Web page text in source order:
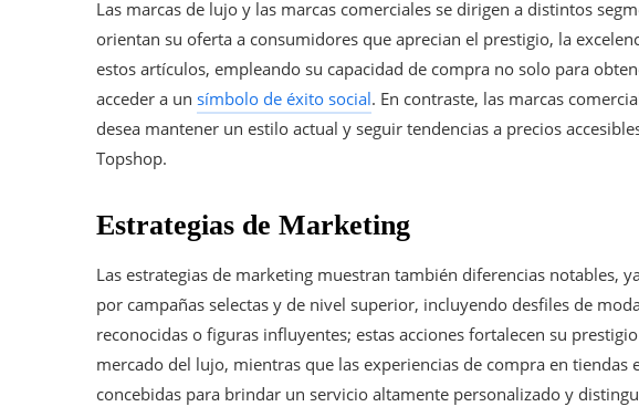
Las marcas de lujo y las marcas comerciales se dirigen a distintos
orientan su oferta a consumidores que aprecian el prestigio, la
estos artículos, empleando su capacidad de compra no solo para
acceder a un símbolo de éxito social. En contraste, las marcas
desea mantener un estilo actual y seguir tendencias a precios
Topshop.
Estrategias de Marketing
Las estrategias de marketing muestran también diferencias notables,
por campañas selectas y de nivel superior, incluyendo desfiles de
reconocidas o figuras influyentes; estas acciones fortalecen su
mercado del lujo, mientras que las experiencias de compra en tiendas
concebidas para brindar un servicio altamente personalizado y